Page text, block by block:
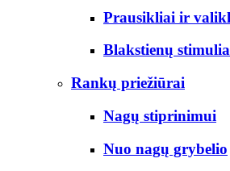
Prausikliai ir
Blakstienų
Rankų priežiūrai
Nagų stiprinimui
Nuo nagų grybelio